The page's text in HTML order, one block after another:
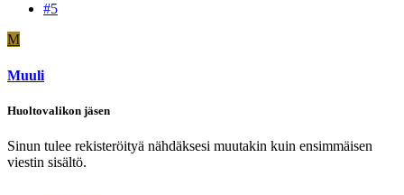
#5
M
Muuli
Huoltovalikon jäsen
Sinun tulee rekisteröityä nähdäksesi muutakin kuin ensimmäisen
viestin sisältö.